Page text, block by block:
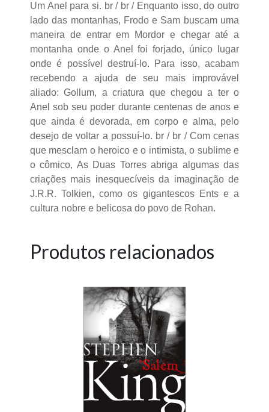
Um Anel para si. br / br / Enquanto isso, do outro
lado das montanhas, Frodo e Sam buscam uma
maneira de entrar em Mordor e chegar até a
montanha onde o Anel foi forjado, único lugar
onde é possível destruí-lo. Para isso, acabam
recebendo a ajuda de seu mais improvável
aliado: Gollum, a criatura que chegou a ter o
Anel sob seu poder durante centenas de anos e
que ainda é devorada, em corpo e alma, pelo
desejo de voltar a possuí-lo. br / br / Com cenas
que mesclam o heroico e o intimista, o sublime e
o cômico, As Duas Torres abriga algumas das
criações mais inesquecíveis da imaginação de
J.R.R. Tolkien, como os gigantescos Ents e a
cultura nobre e belicosa do povo de Rohan.
Produtos relacionados